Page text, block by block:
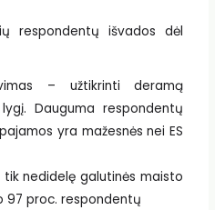
respondentų išvados dėl
– užtikrinti deramą
Dauguma respondentų
yra mažesnės nei ES
tik nedidelę galutinės maisto
97 proc. respondentų